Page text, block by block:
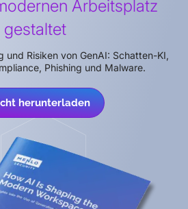
Arbeitsplatz
gestaltet
und Risiken von GenAI: Schatten-KI,
Phishing und Malware.
herunterladen